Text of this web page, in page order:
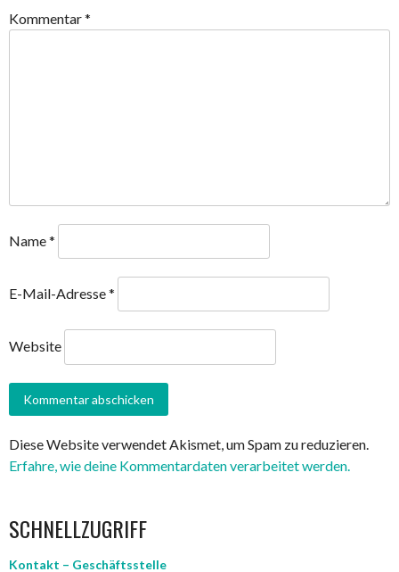
Kommentar*
Name*
E-Mail-Adresse*
Website
Diese Website verwendet Akismet, um Spam zu reduzieren.
Erfahre, wie deine Kommentardaten verarbeitet werden.
SCHNELLZUGRIFF
Kontakt – Geschäftsstelle